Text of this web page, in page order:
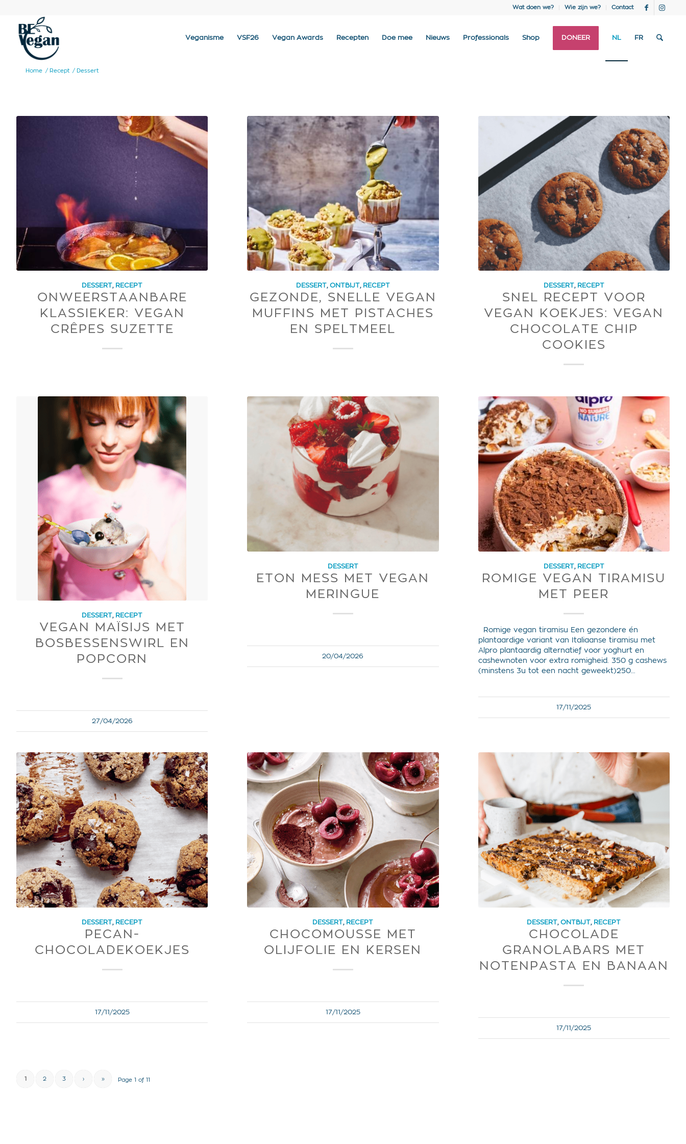
Wat doen we? Wie zijn we? Contact
Veganisme VSF26 Vegan Awards Recepten Doe mee Nieuws Professionals Shop DONEER NL FR
Home / Recept / Dessert
DESSERT , RECEPT
ONWEERSTAANBARE
KLASSIEKER: VEGAN
CRÊPES SUZETTE
DESSERT , ONTBIJT , RECEPT
GEZONDE, SNELLE VEGAN
MUFFINS MET PISTACHES
EN SPELTMEEL
DESSERT , RECEPT
SNEL RECEPT VOOR
VEGAN KOEKJES: VEGAN
CHOCOLATE CHIP
COOKIES
DESSERT , RECEPT
VEGAN MAÏSIJS MET
BOSBESSENSWIRL EN
POPCORN
27/04/2026
DESSERT
ETON MESS MET VEGAN
MERINGUE
20/04/2026
DESSERT, RECEPT
ROMIGE VEGAN TIRAMISU
MET PEER
Romige vegan tiramisu Een gezondere én
plantaardige variant van Italiaanse tiramisu met
Alpro plantaardig alternatief voor yoghurt en
cashewnoten voor extra romigheid. 350 g cashews
(minstens 3u tot een nacht geweekt)250…
17/11/2025
DESSERT, RECEPT
PECAN-
CHOCOLADEKOEKJES
17/11/2025
DESSERT, RECEPT
CHOCOMOUSSE MET
OLIJFOLIE EN KERSEN
17/11/2025
DESSERT,ONTBIJT, RECEPT
CHOCOLADE
GRANOLABARS MET
NOTENPASTA EN BANAAN
17/11/2025
Page 1 of 11
1 2 3 › »